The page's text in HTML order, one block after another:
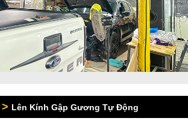
> Lên Kính Gập Gương Tự Động